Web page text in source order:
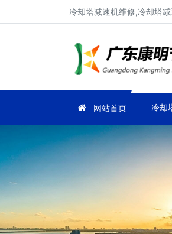
冷却塔减速机维修,冷却塔
网站首页 冷却